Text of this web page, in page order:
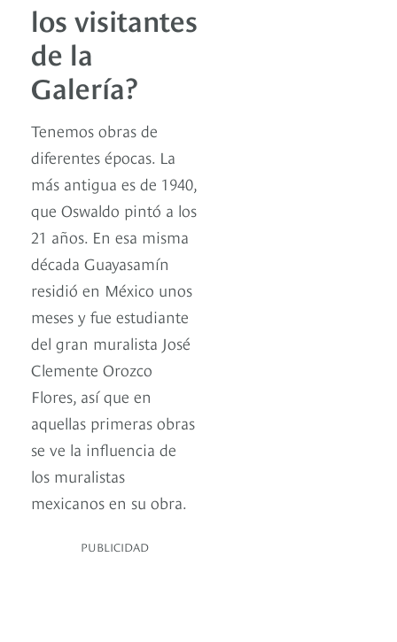
los visitantes
de la
Galería?
Tenemos obras de
diferentes épocas. La
más antigua es de 1940,
que Oswaldo pintó a los
21 años. En esa misma
década Guayasamín
residió en México unos
meses y fue estudiante
del gran muralista José
Clemente Orozco
Flores, así que en
aquellas primeras obras
se ve la influencia de
los muralistas
mexicanos en su obra.
PUBLICIDAD